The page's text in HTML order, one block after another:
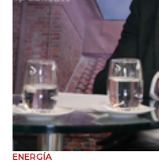
ENERGÍA